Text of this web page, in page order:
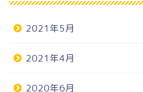
2021年5月
2021年4月
2020年6月